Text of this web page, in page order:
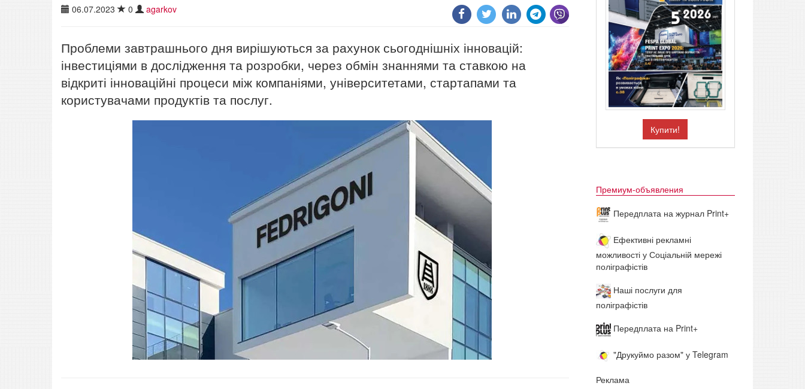
06.07.2023 0 agarkov
Проблеми завтрашнього дня вирішуються за рахунок сьогоднішніх інновацій:
інвестиціями в дослідження та розробки, через обмін знаннями та ставкою на
відкриті інноваційні процеси між компаніями, університетами, стартапами та
користувачами продуктів та послуг.
Купити!
Премиум-объявления
Передплата на журнал Print+
Ефективні рекламні
можливості у Соціальній мережі
поліграфістів
Наші послуги для
поліграфістів
Передплата на Print+
"Друкуймо разом" у Telegram
Реклама